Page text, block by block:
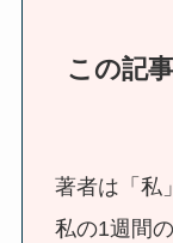
この記
著者は「私
私の1週間